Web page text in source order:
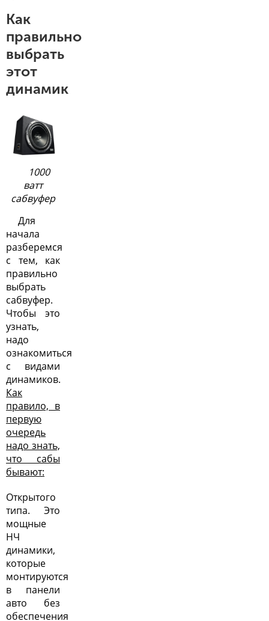
Как
правильно
выбрать
этот
динамик
1000
ватт
сабвуфер
Для
начала
разберемся
с тем, как
правильно
выбрать
сабвуфер.
Чтобы это
узнать,
надо
ознакомиться
с видами
динамиков.
Как
правило, в
первую
очередь
надо знать,
что сабы
бывают:
Открытого
типа. Это
мощные
НЧ
динамики,
которые
монтируются
в панели
авто без
обеспечения